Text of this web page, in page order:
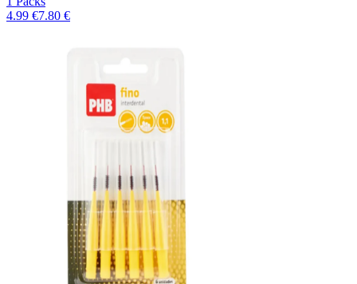
4.99 €7.80 €